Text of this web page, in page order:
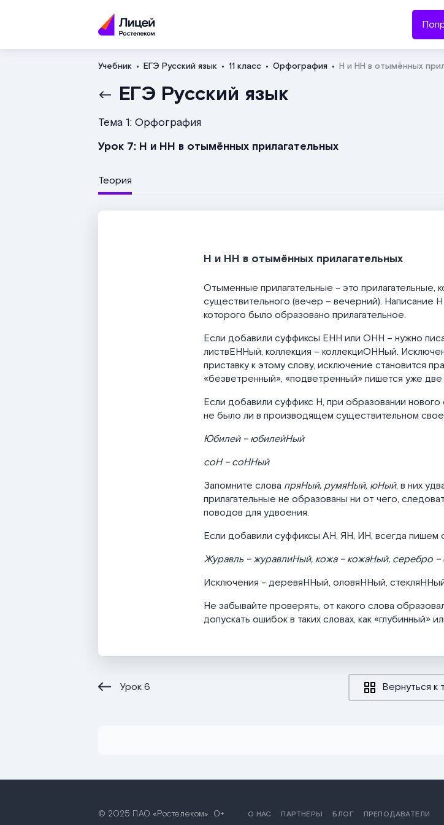
Учебник ЕГЭ Русский язык 11 класс Орфография Н и НН в отымённых
ЕГЭ Русский язык
Тема 1: Орфография
Урок 7: Н и НН в отымённых прилагательных
Теория
Н и НН в отымённых прилагательных
Отыменные прилагательные - это прилагательные,
существительного (вечер – вечерний). Написание
которого было образовано прилагательное.
Если добавили суффиксы ЕНН или ОНН – нужно
листвЕННый, коллекция – коллекциОННый.
приставку к этому слову, исключение становится
«безветренный», «подветренный» пишется уже две
Если добавили суффикс Н, при образовании
не было ли в производящем существительном
Юбилей – юбилейНый
соН – соННый
Запомните слова пряНый, румяНый, юНый, в них
прилагательные не образованы ни от чего,
поводов для удвоения.
Если добавили суффиксы АН, ЯН, ИН, всегда пишем
Журавль – журавлиНый, кожа – кожаНый, серебро
Исключения - деревяННый, оловяННый,
Не забывайте проверять, от какого слова
допускать ошибок в таких словах, как «глубинный»
Урок6 Вернуться к
© 2025 ПАО «Ростелеком». 0+ О НАС ПАРТНЕРЫ БЛОГ ПРЕПОДАВАТЕЛИ